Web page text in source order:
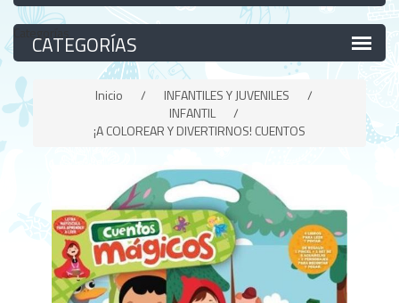
Categorías
Inicio / INFANTILES Y JUVENILES
/
INFANTIL
/
¡A COLOREAR Y DIVERTIRNOS! CUENTOS